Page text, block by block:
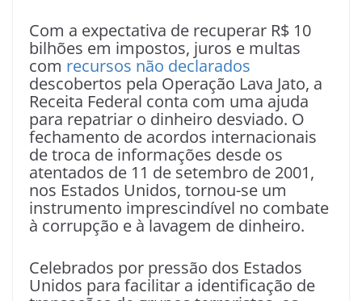
Com a expectativa de recuperar R$ 10
bilhões em impostos, juros e multas
com recursos não declarados
descobertos pela Operação Lava Jato, a
Receita Federal conta com uma ajuda
para repatriar o dinheiro desviado. O
fechamento de acordos internacionais
de troca de informações desde os
atentados de 11 de setembro de 2001,
nos Estados Unidos, tornou-se um
instrumento imprescindível no combate
à corrupção e à lavagem de dinheiro.
Celebrados por pressão dos Estados
Unidos para facilitar a identificação de